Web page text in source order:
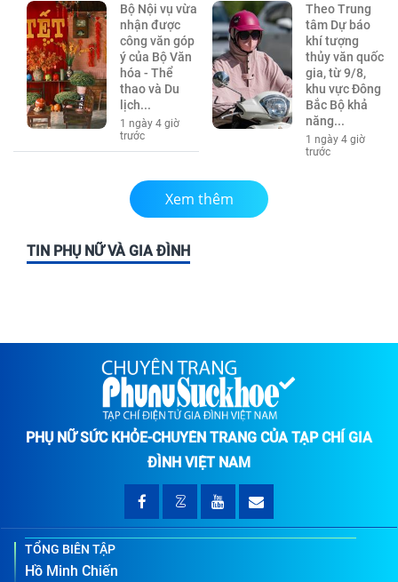
Bộ Nội vụ vừa
nhận được
công văn góp
ý của Bộ Văn
hóa - Thể
thao và Du
lịch...
1 ngày 4 giờ
trước
Theo Trung
tâm Dự báo
khí tượng
thủy văn quốc
gia, từ 9/8,
khu vực Đông
Bắc Bộ khả
năng...
1 ngày 4 giờ
trước
Xem thêm
TIN PHỤ NỮ VÀ GIA ĐÌNH
PHỤ NỮ SỨC KHỎE-CHUYÊN TRANG CỦA TẠP CHÍ GIA
ĐÌNH VIỆT NAM
TỔNG BIÊN TẬP
Hồ Minh Chiến